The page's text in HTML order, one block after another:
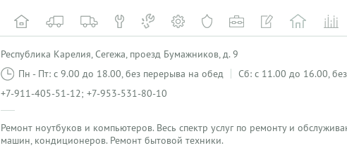
Республика Карелия, Сегежа, проезд Бумажников, д. 9
Пн - Пт: с 9.00 до 18.00, без перерыва на обед
Сб: с 11.00 до 16.00,
+7-911-405-51-12; +7-953-531-80-10
Ремонт ноутбуков и компьютеров. Весь спектр услуг по ремонту и
машин, кондиционеров. Ремонт бытовой техники.